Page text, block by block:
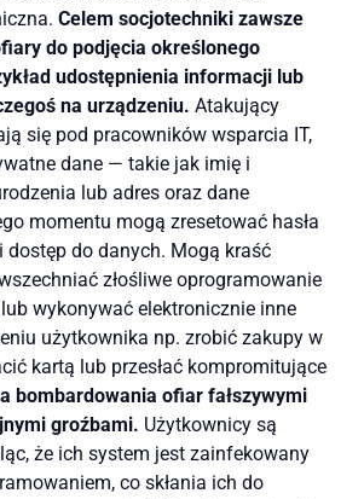
Celem socjotechniki zawsze
do podjęcia określonego
udostępnienia informacji lub
na urządzeniu. Atakujący
się pod pracowników wsparcia IT,
dane — takie jak imię i
lub adres oraz dane
momentu mogą zresetować hasła
dostęp do danych. Mogą kraść
złośliwe oprogramowanie
wykonywać elektronicznie inne
użytkownika np. zrobić zakupy w
kartą lub przesłać kompromitujące
bombardowania ofiar fałszywymi
groźbami. Użytkownicy są
że ich system jest zainfekowany
co skłania ich do